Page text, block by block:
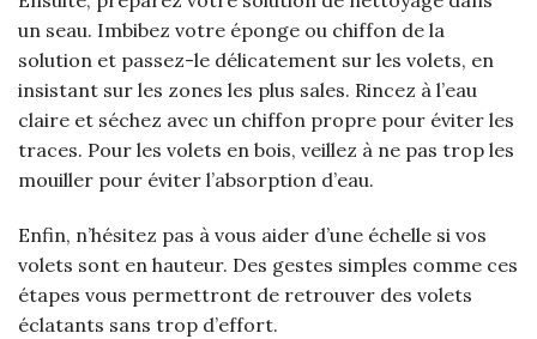
un seau. Imbibez votre éponge ou chiffon de la
solution et passez-le délicatement sur les volets, en
insistant sur les zones les plus sales. Rincez à l’eau
claire et séchez avec un chiffon propre pour éviter les
traces. Pour les volets en bois, veillez à ne pas trop les
mouiller pour éviter l’absorption d’eau.
Enfin, n’hésitez pas à vous aider d’une échelle si vos
volets sont en hauteur. Des gestes simples comme ces
étapes vous permettront de retrouver des volets
éclatants sans trop d’effort.